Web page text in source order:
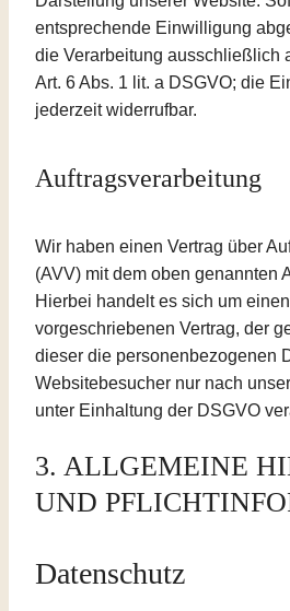
entsprechende Einwilligung
die Verarbeitung ausschließlich
Art. 6 Abs. 1 lit. a DSGVO; die
jederzeit widerrufbar.
Auftragsverarbeitung
Wir haben einen Vertrag über
(AVV) mit dem oben genannten
Hierbei handelt es sich um
vorgeschriebenen Vertrag, der
dieser die personenbezogenen
Websitebesucher nur nach
unter Einhaltung der DSGVO
3. ALLGEMEINE
UND
Datenschutz